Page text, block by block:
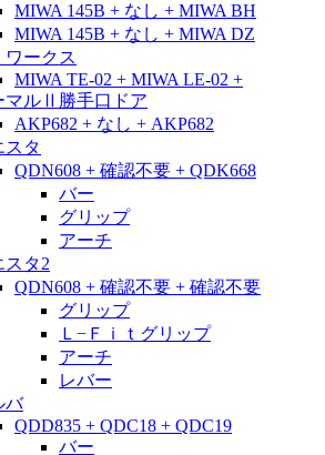
MIWA 145B + なし + MIWA BH
MIWA 145B + なし + MIWA DZ
ワークス
MIWA TE-02 + MIWA LE-02 +
マルⅡ勝手口ドア
AKP682 + なし + AKP682
スタ
QDN608 + 確認不要 + QDK668
バー
グリップ
アーチ
スタ2
QDN608 + 確認不要 + 確認不要
グリップ
Ｌ−Ｆｉｔグリップ
アーチ
レバー
バ
QDD835 + QDC18 + QDC19
バー